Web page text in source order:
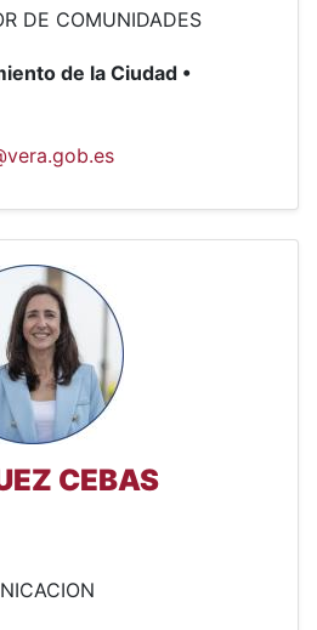
DE COMUNIDADES
de la Ciudad •
CEBAS